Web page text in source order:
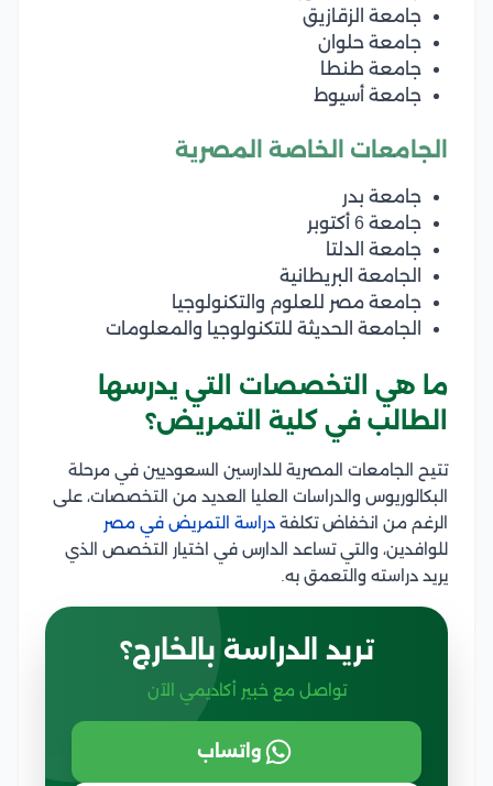
جامعة الزقازيق
جامعة حلوان
جامعة طنطا
جامعة أسيوط
الجامعات الخاصة المصرية
جامعة بدر
جامعة 6 أكتوبر
جامعة الدلتا
الجامعة البريطانية
جامعة مصر للعلوم والتكنولوجيا
الجامعة الحديثة للتكنولوجيا والمعلومات
ما هي التخصصات التي يدرسها
الطالب في كلية التمريض؟
تتيح الجامعات المصرية للدارسين السعوديين في مرحلة
البكالوريوس والدراسات العليا العديد من التخصصات، على
الرغم من انخفاض تكلفة دراسة التمريض في مصر
للوافدين، والتي تساعد الدارس في اختيار التخصص الذي
يريد دراسته والتعمق به.
تريد الدراسة بالخارج؟
تواصل مع خبير أكاديمي الآن
واتساب